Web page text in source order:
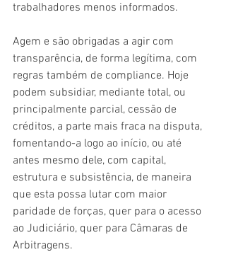
trabalhadores menos informados.
Agem e são obrigadas a agir com
transparência, de forma legítima, com
regras também de compliance. Hoje
podem subsidiar, mediante total, ou
principalmente parcial, cessão de
créditos, a parte mais fraca na disputa,
fomentando-a logo ao início, ou até
antes mesmo dele, com capital,
estrutura e subsistência, de maneira
que esta possa lutar com maior
paridade de forças, quer para o acesso
ao Judiciário, quer para Câmaras de
Arbitragens.